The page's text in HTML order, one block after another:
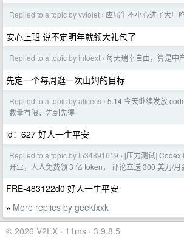
Replied to a topic by vviolet › 应届生不小心进了大厂
安心上班 说不定明年就领大礼包了
Replied to a topic by intoext › 每天瑞幸自由，算是中
先定一个每周逛一次山姆的目标
Replied to a topic by alicecs › 5.14 今天继续发放
数量有限，先到先得
id：627 好人一生平安
Replied to a topic by l534891619 › [压力测试] Codex
开业，人人免费领 3 亿 token， 评论立送 300 美刀/月
FRE-483122d0 好人一生平安
» More replies by geekfxxk
© 2026 V2EX · 11ms · 3.9.8.5